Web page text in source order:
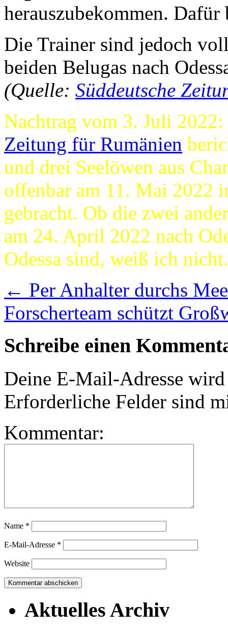
herauszubekommen.
Die Trainer sind jedoch
beiden Belugas nach
(Quelle: Süddeutsche
Nachtrag vom 3. Juli
Zeitung für Rumänien
und drei Seelöwen aus
offenbar am 11. Mai 2022
gebracht. Ob die zwei
am 24. April 2022 nach
Odessa sind, weiß ich nicht.
← Per Anhalter durchs
Forscherteam schützt
Schreibe einen
Deine E-Mail-Adresse
Erforderliche Felder sind
Kommentar:
Name *
E-Mail-Adresse *
Website
Aktuelles Archiv